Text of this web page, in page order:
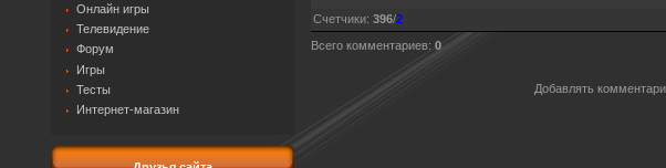
Онлайн игры
Телевидение
Форум
Игры
Тесты
Интернет-магазин
Счетчики: 396/2
Всего комментариев: 0
Добавлять